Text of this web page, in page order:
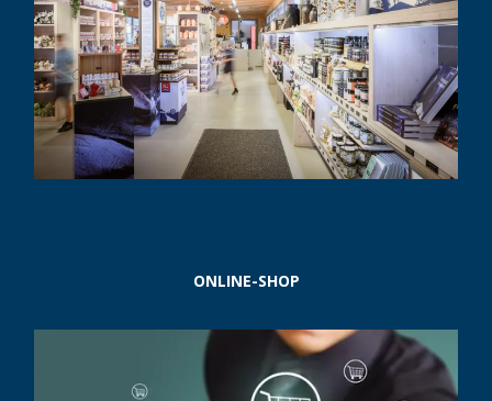
ONLINE-SHOP